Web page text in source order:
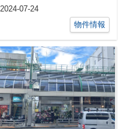
面店〜『きたろーど1010』の老
2024-07-24
物件情報